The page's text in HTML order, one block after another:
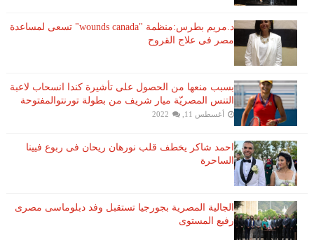
د.مريم بطرس:منظمة "wounds canada" تسعى لمساعدة
مصر فى علاج القروح
بسبب منعها من الحصول على تأشيرة كندا انسحاب لاعبة ​
التنس​ المصريّة ​ميار شريف​ من بطولة ​تورنتو​المفتوحة
أغسطس 11, 2022
احمد شاكر يخطف قلب نورهان ريحان فى ربوع فيينا
الساحرة
الجالية المصرية بجورجيا تستقبل وفد دبلوماسى مصرى
رفيع المستوى